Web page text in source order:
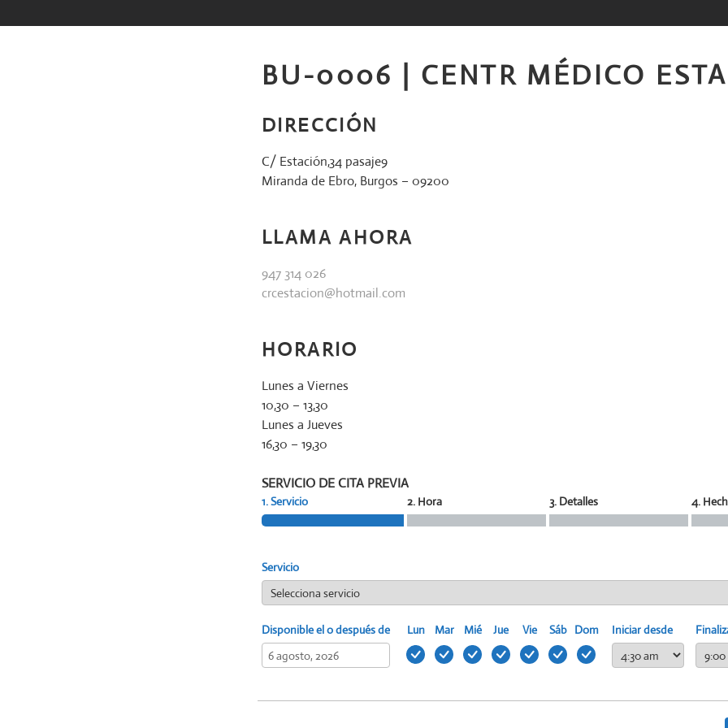
al
BU-0006 | CENTR MÉDICO
DIRECCIÓN
C/ Estación,34 pasaje9
Miranda de Ebro, Burgos – 09200
LLAMA AHORA
947 314 026
crcestacion@hotmail.com
HORARIO
Lunes a Viernes
10,30 – 13,30
Lunes a Jueves
16,30 – 19,30
SERVICIO DE CITA PREVIA
1. Servicio 2. Hora 3. Detalles 4.
Servicio
Disponible el o después de Lun Mar Mié Jue Vie Sáb Dom Iniciar desde